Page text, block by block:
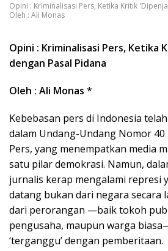
Opini : Kriminalisasi Pers, Ketika Kritik
Oleh : Ali Monas
Opini : Kriminalisasi Pers, Ketika
dengan Pasal Pidana
Oleh : Ali Monas *
Kebebasan pers di Indonesia
dalam Undang-Undang Nomor
Pers, yang menempatkan media
satu pilar demokrasi. Namun,
jurnalis kerap mengalami represi
datang bukan dari negara secara
dari perorangan —baik tokoh
pengusaha, maupun warga
‘terganggu’ dengan pemberitaan.